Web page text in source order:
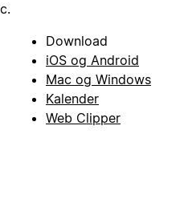
Download
iOS og Android
Mac og Windows
Kalender
Web Clipper